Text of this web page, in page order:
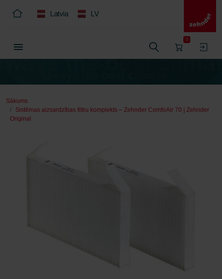
Latvia LV
0
Sākums
Sistēmas aizsardzības filtru komplekts – Zehnder ComfoAir 70 | Zehnder
Original